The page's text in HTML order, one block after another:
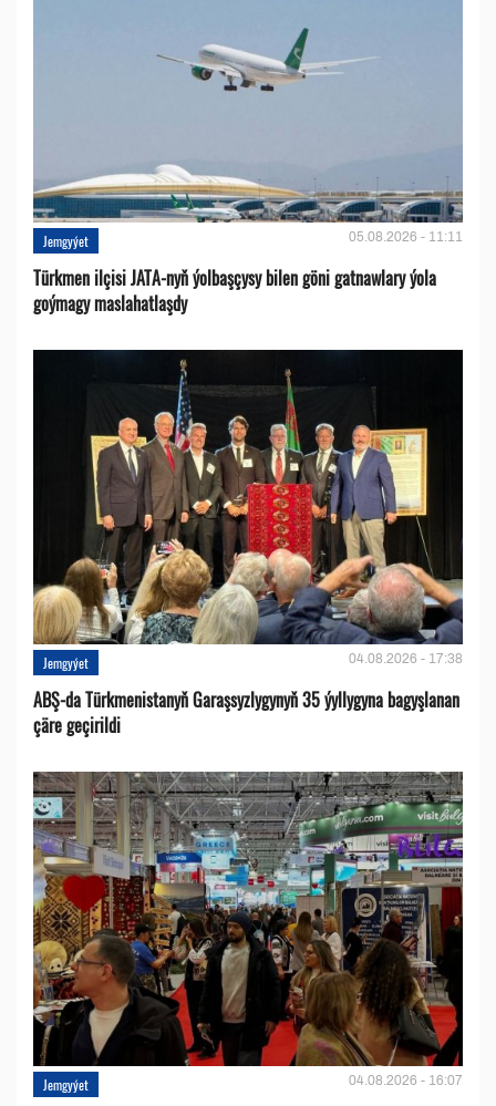
Jemgyýet 05.08.2026 - 11:11
Türkmen ilçisi JATA-nyň ýolbaşçysy bilen göni gatnawlary ýola
goýmagy maslahatlaşdy
Jemgyýet 04.08.2026 - 17:38
ABŞ-da Türkmenistanyň Garaşsyzlygynyň 35 ýyllygyna bagyşlanan
çäre geçirildi
Jemgyýet 04.08.2026 - 16:07